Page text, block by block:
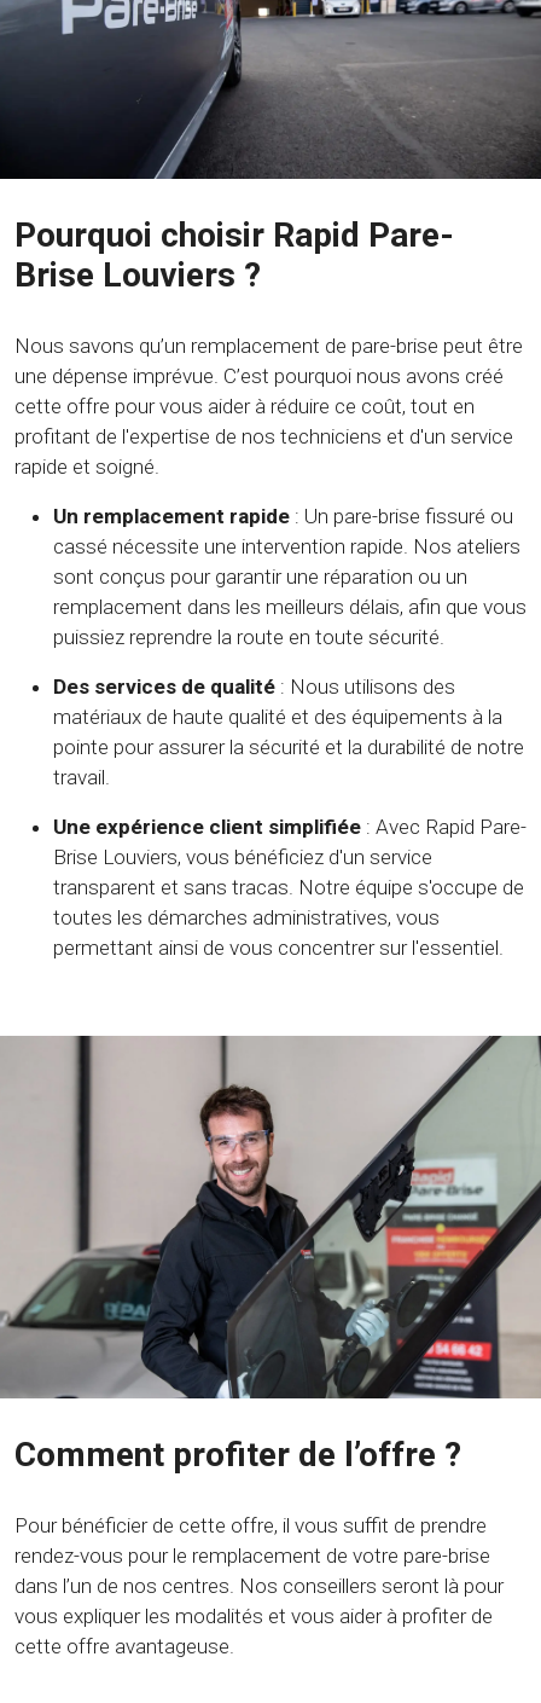
Pourquoi choisir Rapid Pare-
Brise Louviers ?
Nous savons qu’un remplacement de pare-brise peut être
une dépense imprévue. C’est pourquoi nous avons créé
cette offre pour vous aider à réduire ce coût, tout en
profitant de l'expertise de nos techniciens et d'un service
rapide et soigné.
Un remplacement rapide : Un pare-brise fissuré ou
cassé nécessite une intervention rapide. Nos ateliers
sont conçus pour garantir une réparation ou un
remplacement dans les meilleurs délais, afin que vous
puissiez reprendre la route en toute sécurité.
Des services de qualité : Nous utilisons des
matériaux de haute qualité et des équipements à la
pointe pour assurer la sécurité et la durabilité de notre
travail.
Une expérience client simplifiée : Avec Rapid Pare-
Brise Louviers, vous bénéficiez d'un service
transparent et sans tracas. Notre équipe s'occupe de
toutes les démarches administratives, vous
permettant ainsi de vous concentrer sur l'essentiel.
Comment profiter de l’offre ?
Pour bénéficier de cette offre, il vous suffit de prendre
rendez-vous pour le remplacement de votre pare-brise
dans l’un de nos centres. Nos conseillers seront là pour
vous expliquer les modalités et vous aider à profiter de
cette offre avantageuse.